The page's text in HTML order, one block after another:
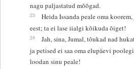
nagu paljastatud mõõgad.
23
Heida Issanda peale oma
eest; ta ei lase iialgi kõikuda õiget!
24
Jah, sina, Jumal, tõukad nad
ja petised ei saa oma elupäevi
loodan sinu peale!